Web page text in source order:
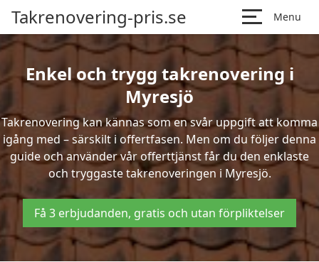
Takrenovering-pris.se Menu
Enkel och trygg takrenovering i
Myresjö
Takrenovering kan kännas som en svår uppgift att komma
igång med – särskilt i offertfasen. Men om du följer denna
guide och använder vår offerttjänst får du den enklaste
och tryggaste takrenoveringen i Myresjö.
Få 3 erbjudanden, gratis och utan förpliktelser